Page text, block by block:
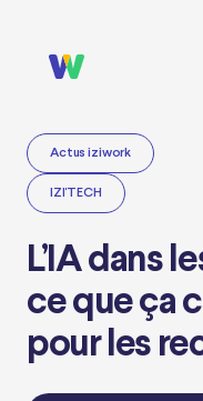
Actus iziwork
IZI'TECH
L’IA dans
ce que ça
pour les